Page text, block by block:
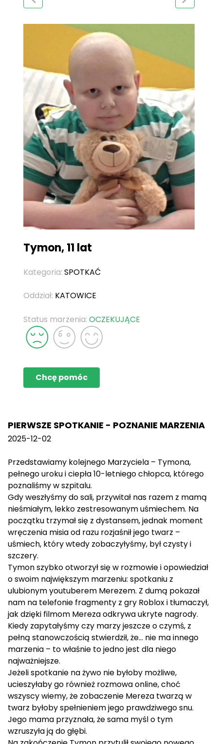
Tymon, 11 lat
Kategoria: SPOTKAĆ
Oddział: KATOWICE
Status marzenia: OCZEKUJĄCE
Chcę pomóc
PIERWSZE SPOTKANIE - POZNANIE MARZENIA
2025-12-02
Przedstawiamy kolejnego Marzyciela – Tymona,
pełnego uroku i ciepła 10-letniego chłopca, którego
poznaliśmy w szpitalu.
Gdy weszłyśmy do sali, przywitał nas razem z mamą
nieśmiałym, lekko zestresowanym uśmiechem. Na
początku trzymał się z dystansem, jednak moment
wręczenia misia od razu rozjaśnił jego twarz –
uśmiech, który wtedy zobaczyłyśmy, był czysty i
szczery.
Tymon szybko otworzył się w rozmowie i opowiedział
o swoim największym marzeniu: spotkaniu z
ulubionym youtuberem Merezem. Z dumą pokazał
nam na telefonie fragmenty z gry Roblox i tłumaczył,
jak dzięki filmom Mereza odkrywa ukryte nagrody.
Kiedy zapytałyśmy czy marzy jeszcze o czymś, z
pełną stanowczością stwierdził, że… nie ma innego
marzenia – to właśnie to jedno jest dla niego
najważniejsze.
Jeżeli spotkanie na żywo nie byłoby możliwe,
ucieszyłaby go również rozmowa online, choć
wszyscy wiemy, że zobaczenie Mereza twarzą w
twarz byłoby spełnieniem jego prawdziwego snu.
Jego mama przyznała, że sama myśl o tym
wzruszyła ją do głębi.